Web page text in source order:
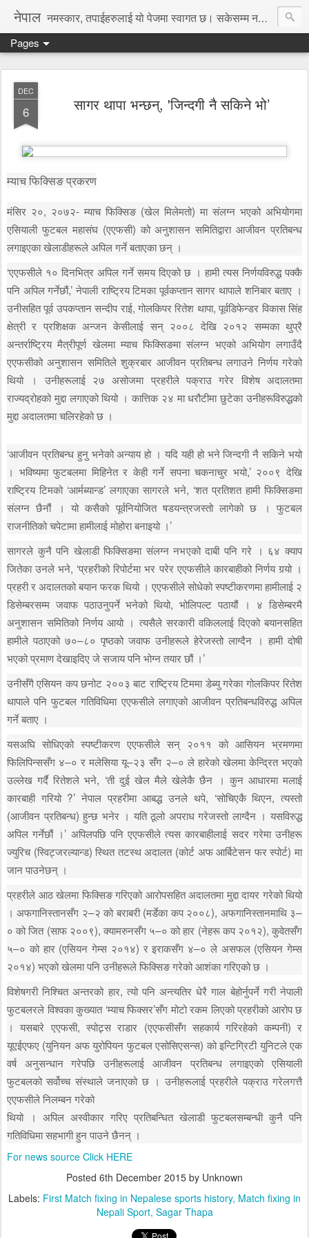
नेपाल नमस्कार, तपाईहरुलाई यो पेजमा स्वागत छ। सकेसम्म नया तथा रोचक जानकारी, समाचार पस्कने छु।
Pages
DEC
6 सागर थापा भन्छन्, 'जिन्दगी नै सकिने भो’
म्याच फिक्सिङ प्रकरण
मंसिर २०, २०७२- म्याच फिक्सिङ (खेल मिलेमतो) मा संलग्न भएको अभियोगमा
एसियाली फुटबल महासंघ (एएफसी) को अनुशासन समितिद्वारा आजीवन प्रतिबन्ध
लगाइएका खेलाडीहरूले अपिल गर्ने बताएका छन् ।
‘एएफसीले १० दिनभित्र अपिल गर्ने समय दिएको छ । हामी त्यस निर्णयविरुद्ध पक्कै
पनि अपिल गर्नेछौं,’ नेपाली राष्ट्रिय टिमका पूर्वकप्तान सागर थापाले शनिबार बताए ।
उनीसहित पूर्व उपकप्तान सन्दीप राई, गोलकिपर रितेश थापा, पूर्वडिफेन्डर विकास सिंह
क्षेत्री र प्रशिक्षक अन्जन केसीलाई सन् २००८ देखि २०१२ सम्मका थुप्रै
अन्तर्राष्ट्रिय मैत्रीपूर्ण खेलमा म्याच फिक्सिङमा संलग्न भएको अभियोग लगाउँदै
एएफसीको अनुशासन समितिले शुक्रबार आजीवन प्रतिबन्ध लगाउने निर्णय गरेको
थियो । उनीहरूलाई २७ असोजमा प्रहरीले पक्राउ गरेर विशेष अदालतमा
राज्यद्रोहको मुद्दा लगाएको थियो । कात्तिक २४ मा धरौटीमा छुटेका उनीहरूविरुद्धको
मुद्दा अदालतमा चलिरहेको छ ।
‘आजीवन प्रतिबन्ध हुनु भनेको अन्याय हो । यदि यही हो भने जिन्दगी नै सकिने भयो
। भविष्यमा फुटबलमा मिहिनेत र केही गर्ने सपना चकनाचुर भयो,’ २००९ देखि
राष्ट्रिय टिमको ‘आर्मब्यान्ड’ लगाएका सागरले भने, ‘शत प्रतिशत हामी फिक्सिङमा
संलग्न छैनौं । यो कसैको पूर्वनियोजित षडयन्त्रजस्तो लागेको छ । फुटबल
राजनीतिको चपेटामा हामीलाई मोहोरा बनाइयो ।’
सागरले कुनै पनि खेलाडी फिक्सिङमा संलग्न नभएको दाबी पनि गरे । ६४ क्याप
जितेका उनले भने, ‘प्रहरीको रिपोर्टमा भर परेर एएफसीले कारबाहीको निर्णय गर्‍यो ।
प्रहरी र अदालतको बयान फरक थियो । एएफसीले सोधेको स्पष्टीकरणमा हामीलाई २
डिसेम्बरसम्म जवाफ पठाउनुपर्ने भनेको थियो, भोलिपल्ट पठायौं । ४ डिसेम्बरमै
अनुशासन समितिको निर्णय आयो । त्यसैले सरकारी वकिललाई दिएको बयानसहित
हामीले पठाएको ७०–८० पृष्ठको जवाफ उनीहरूले हेरेजस्तो लाग्दैन । हामी दोषी
भएको प्रमाण देखाइदिए जे सजाय पनि भोग्न तयार छौं ।’
उनीसँगै एसियन कप छनोट २००३ बाट राष्ट्रिय टिममा डेब्यु गरेका गोलकिपर रितेश
थापाले पनि फुटबल गतिविधिमा एएफसीले लगाएको आजीवन प्रतिबन्धविरुद्ध अपिल
गर्ने बताए ।
यसअघि सोधिएको स्पष्टीकरण एएफसीले सन् २०११ को आसियन भ्रमणमा
फिलिपिन्ससँग ४–० र मलेसिया यू–२३ सँग २–० ले हारेको खेलमा केन्द्रित भएको
उल्लेख गर्दै रितेशले भने, ‘ती दुई खेल मैले खेलेकै छैन । कुन आधारमा मलाई
कारबाही गरियो ?’ नेपाल प्रहरीमा आबद्ध उनले थपे, ‘सोचिएकै थिएन, त्यस्तो
(आजीवन प्रतिबन्ध) हुन्छ भनेर । यति ठूलो अपराध गरेजस्तो लाग्दैन । यसविरुद्ध
अपिल गर्नेछौं ।’ अपिलपछि पनि एएफसीले त्यस कारबाहीलाई सदर गरेमा उनीहरू
ज्युरिच (स्विट्जरल्यान्ड) स्थित तटस्थ अदालत (कोर्ट अफ आर्बिटेसन फर स्पोर्ट) मा
जान पाउनेछन् ।
प्रहरीले आठ खेलमा फिक्सिङ गरिएको आरोपसहित अदालतमा मुद्दा दायर गरेको थियो
। अफगानिस्तानसँग २–२ को बराबरी (मर्डेका कप २००८), अफगानिस्तानमाथि ३–
० को जित (साफ २००९), क्यामरुनसँग ५–० को हार (नेहरू कप २०१२), कुवेतसँग
५–० को हार (एसियन गेम्स २०१४) र इराकसँग ४–० ले असफल (एसियन गेम्स
२०१४) भएको खेलमा पनि उनीहरूले फिक्सिङ गरेको आशंका गरिएको छ ।
विशेषगरी निश्चित अन्तरको हार, त्यो पनि अन्त्यतिर धेरै गाल बेहोर्नुपर्ने गरी नेपाली
फुटबलरले विश्वका कुख्यात ‘म्याच फिक्सर’सँग मोटो रकम लिएको प्रहरीको आरोप छ
। यसबारे एएफसी, स्पोट्र्स राडार (एएफसीसँग सहकार्य गरिरहेको कम्पनी) र
यूएईएफए (युनियन अफ युरोपियन फुटबल एसोसिएसन्स) को इन्टिग्रिटी युनिटले एक
वर्ष अनुसन्धान गरेपछि उनीहरूलाई आजीवन प्रतिबन्ध लगाइएको एसियाली
फुटबलको सर्वोच्च संस्थाले जनाएको छ । उनीहरूलाई प्रहरीले पक्राउ गरेलगत्तै
एएफसीले निलम्बन गरेको
थियो । अपिल अस्वीकार गरिए प्रतिबन्धित खेलाडी फुटबलसम्बन्धी कुनै पनि
गतिविधिमा सहभागी हुन पाउने छैनन् ।
For news source Click HERE
Posted 6th December 2015 by Unknown
Labels: First Match fixing in Nepalese sports history Match fixing in
Nepali Sport Sagar Thapa